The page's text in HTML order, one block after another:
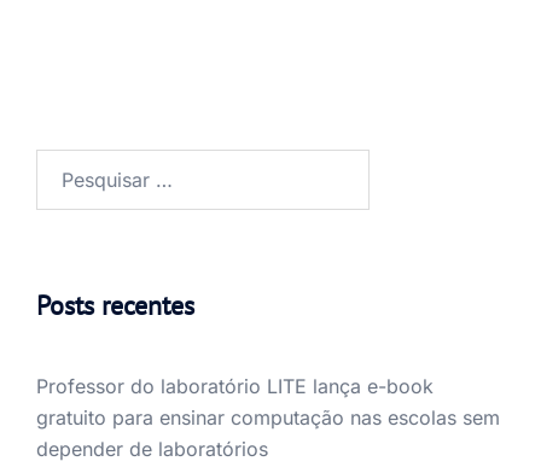
Posts recentes
Professor do laboratório LITE lança e-book
gratuito para ensinar computação nas escolas sem
depender de laboratórios